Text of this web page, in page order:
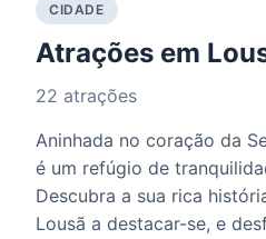
CIDADE
Atrações em
22 atrações
Aninhada no coração da
é um refúgio de
Descubra a sua rica
Lousã a destacar-se, e